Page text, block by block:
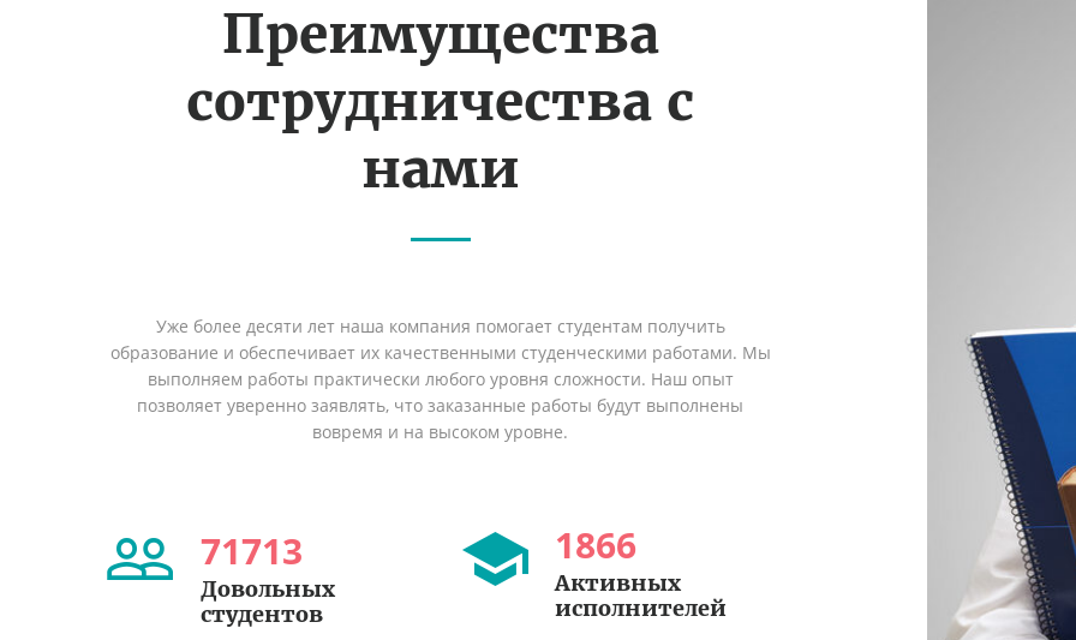
Преимущества
сотрудничества с
нами
Уже более десяти лет наша компания помогает студентам получить
образование и обеспечивает их качественными студенческими работами. Мы
выполняем работы практически любого уровня сложности. Наш опыт
позволяет уверенно заявлять, что заказанные работы будут выполнены
вовремя и на высоком уровне.
71713
Довольных
студентов
1866
Активных
исполнителей